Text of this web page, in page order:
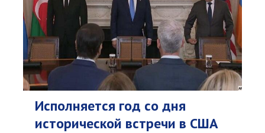
Исполняется год со дня
исторической встречи в США